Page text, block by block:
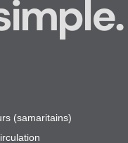
(samaritains)